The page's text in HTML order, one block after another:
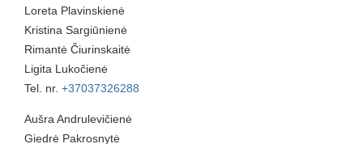
Loreta Plavinskienė
Kristina Sargiūnienė
Rimantė Čiurinskaitė
Ligita Lukočienė
Tel. nr. +37037326288
Aušra Andrulevičienė
Giedrė Pakrosnytė